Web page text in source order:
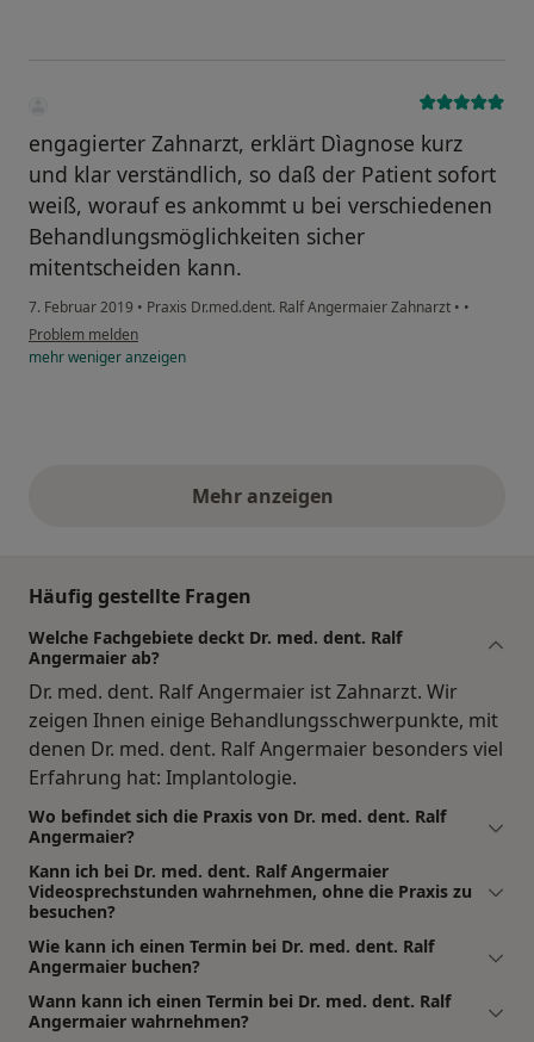
engagierter Zahnarzt, erklärt Dìagnose kurz
und klar verständlich, so daß der Patient sofort
weiß, worauf es ankommt u bei verschiedenen
Behandlungsmöglichkeiten sicher
mitentscheiden kann.
7. Februar 2019 • Praxis Dr.med.dent. Ralf Angermaier Zahnarzt • •
Problem melden
mehrwenigeranzeigen
Mehr anzeigenobige Stellungnahmen
Häufig gestellte Fragen
Welche Fachgebiete deckt Dr. med. dent. Ralf
Angermaier ab?
Dr. med. dent. Ralf Angermaier ist Zahnarzt. Wir
zeigen Ihnen einige Behandlungsschwerpunkte, mit
denen Dr. med. dent. Ralf Angermaier besonders viel
Erfahrung hat: Implantologie.
Wo befindet sich die Praxis von Dr. med. dent. Ralf
Angermaier?
Kann ich bei Dr. med. dent. Ralf Angermaier
Videosprechstunden wahrnehmen, ohne die Praxis zu
besuchen?
Wie kann ich einen Termin bei Dr. med. dent. Ralf
Angermaier buchen?
Wann kann ich einen Termin bei Dr. med. dent. Ralf
Angermaier wahrnehmen?